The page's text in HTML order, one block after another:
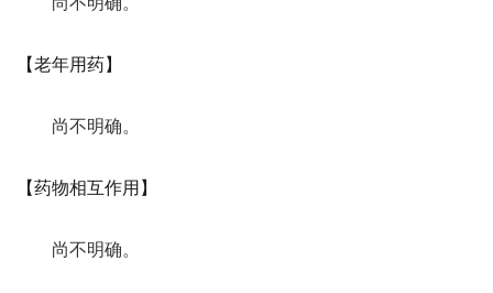
【老年用药】
尚不明确。
【药物相互作用】
尚不明确。